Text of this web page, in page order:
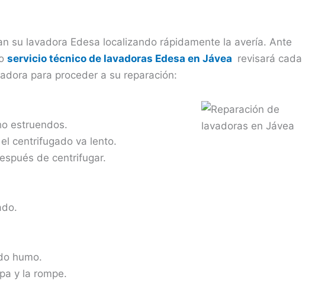
su lavadora Edesa localizando rápidamente la avería. Ante
servicio técnico de lavadoras Edesa en Jávea revisará cada
para proceder a su reparación:
estruendos.
centrifugado va lento.
de centrifugar.
humo.
y la rompe.